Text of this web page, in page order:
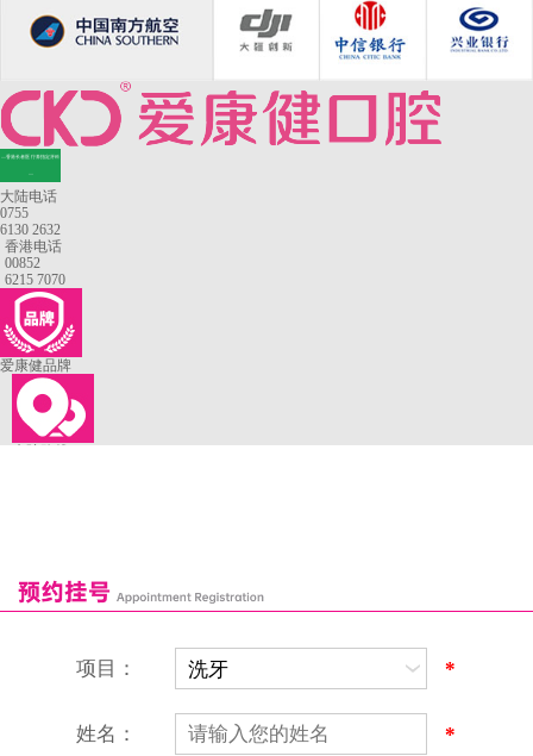
—香港长者医疗券指定牙科
大陆电话
0755
6130 2632
香港电话
00852
6215 7070
爱康健品牌
恒乐口腔诊所
富港口腔诊所
项目： *
姓名： *